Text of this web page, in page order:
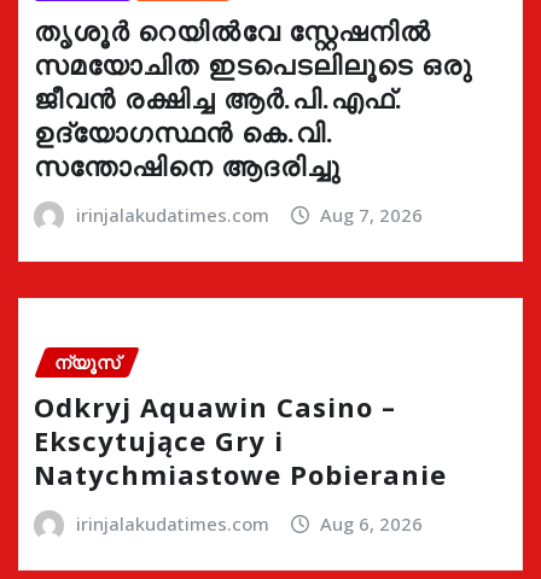
തൃശൂർ റെയിൽവേ സ്റ്റേഷനിൽ
സമയോചിത ഇടപെടലിലൂടെ ഒരു
ജീവൻ രക്ഷിച്ച ആർ.പി.എഫ്.
ഉദ്യോഗസ്ഥൻ കെ.വി.
സന്തോഷിനെ ആദരിച്ചു
irinjalakudatimes.com Aug 7, 2026
ന്യൂസ്
Odkryj Aquawin Casino –
Ekscytujące Gry i
Natychmiastowe Pobieranie
irinjalakudatimes.com Aug 6, 2026